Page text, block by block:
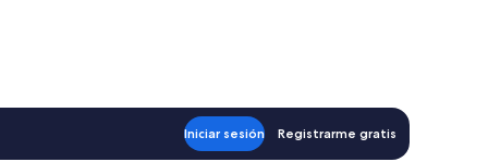
Iniciar sesión Registrarme gratis